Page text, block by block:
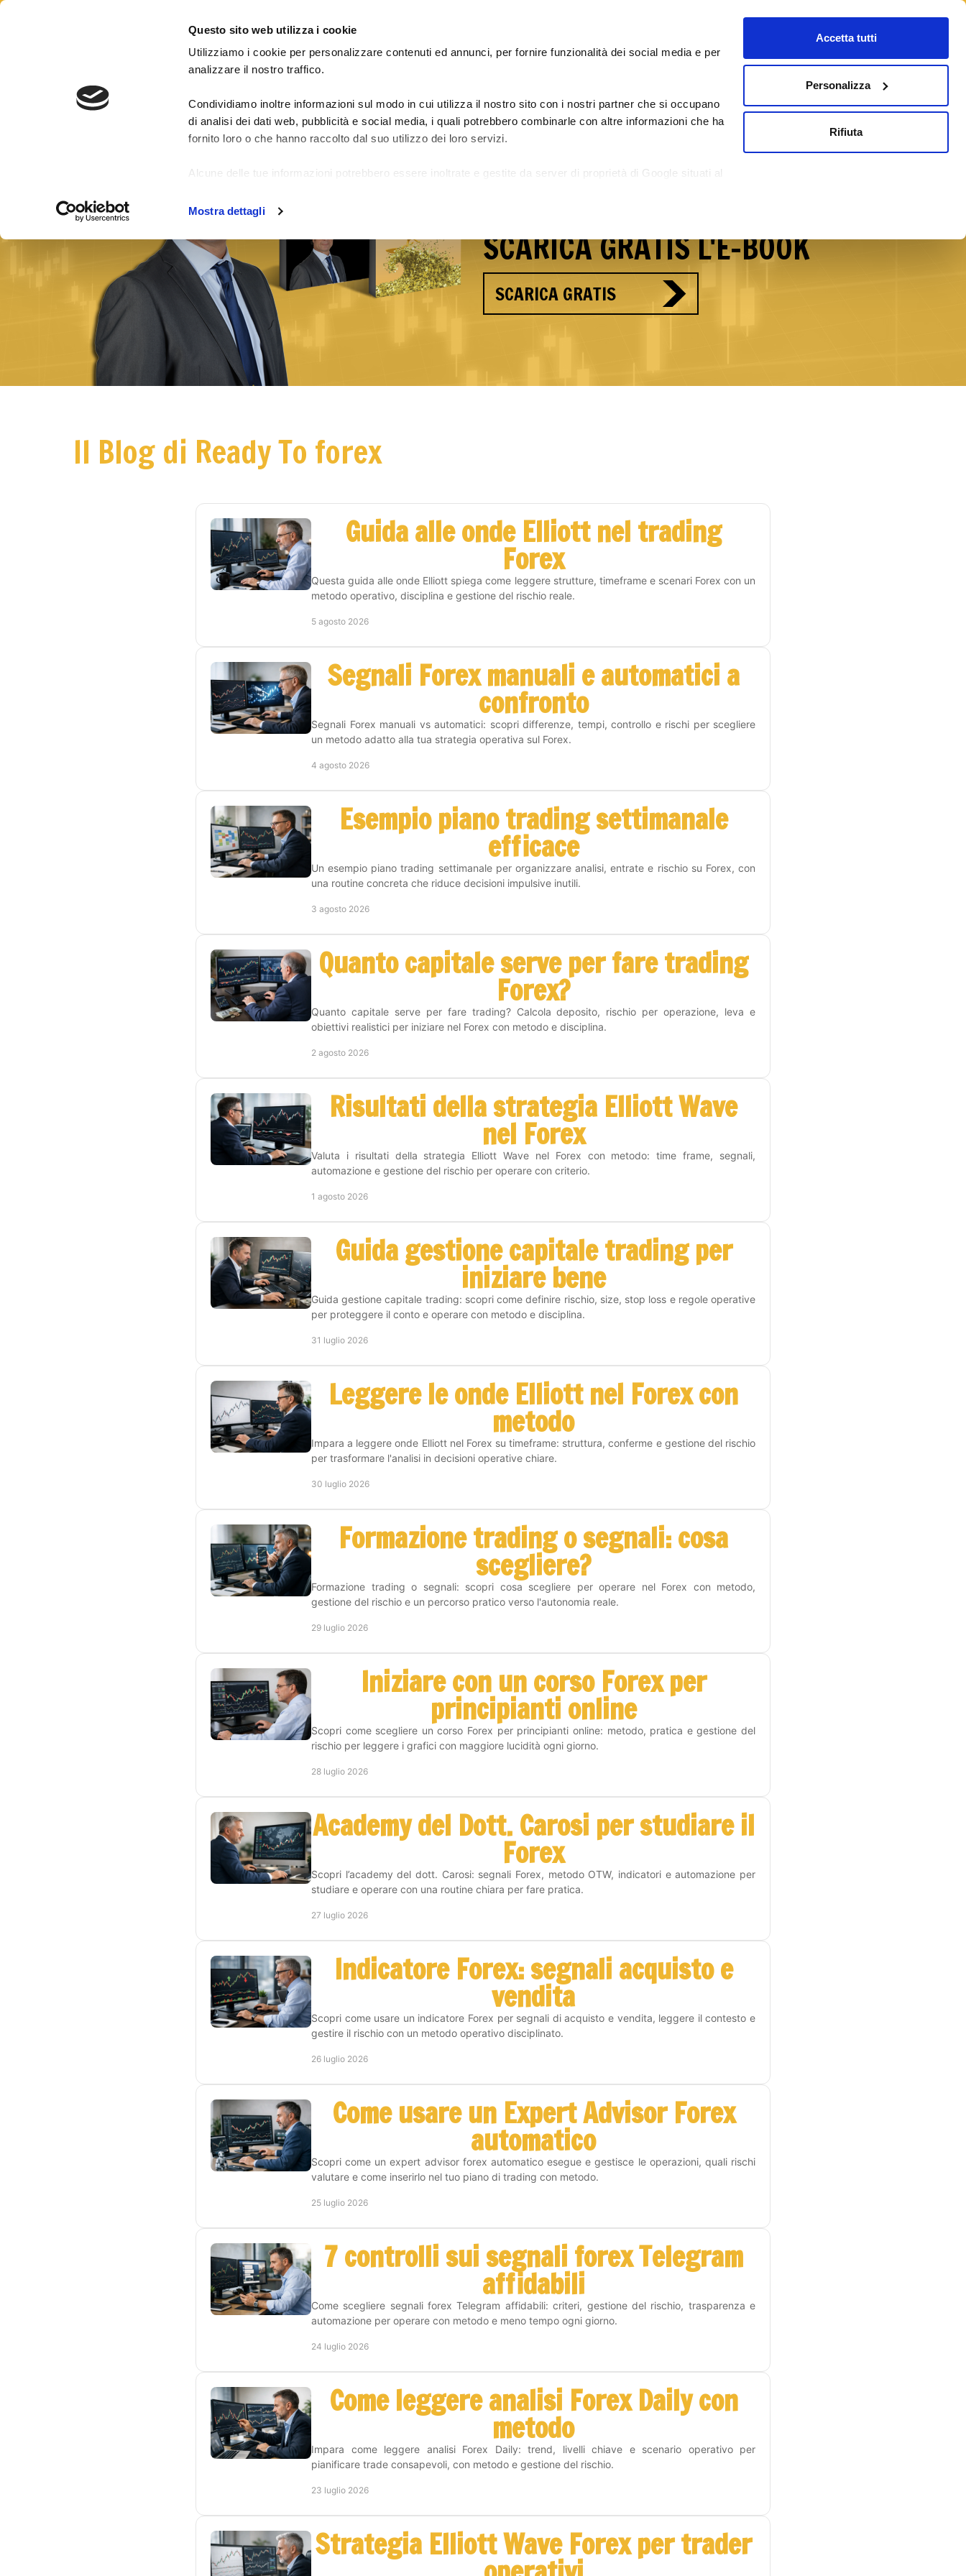
Questo sito web utilizza i cookie
Utilizziamo i cookie per personalizzare contenuti ed annunci, per fornire funzionalità dei social media e per
analizzare il nostro traffico.
Condividiamo inoltre informazioni sul modo in cui utilizza il nostro sito con i nostri partner che si occupano
di analisi dei dati web, pubblicità e social media, i quali potrebbero combinarle con altre informazioni che ha
fornito loro o che hanno raccolto dal suo utilizzo dei loro servizi.
Alcune delle tue informazioni potrebbero essere inoltrate e gestite da server di proprietà di Google situati al
Mostra dettagli
Accetta tutti
Personalizza
Rifiuta
Risultati segnali Pacchetti Segnali Forex Le Academy: guadagna e impara Preiscrizione Academy 29/09/2026 Corsi Forex Online Blog
Scopri i segreti del Forex con
SCARICA GRATIS L'E-BOOK
SCARICA GRATIS
Il Blog di Ready To forex
Guida alle onde Elliott nel trading
Forex
Questa guida alle onde Elliott spiega come leggere strutture, timeframe e scenari Forex con un
metodo operativo, disciplina e gestione del rischio reale.
5 agosto 2026
Segnali Forex manuali e automatici a
confronto
Segnali Forex manuali vs automatici: scopri differenze, tempi, controllo e rischi per scegliere
un metodo adatto alla tua strategia operativa sul Forex.
4 agosto 2026
Esempio piano trading settimanale
efficace
Un esempio piano trading settimanale per organizzare analisi, entrate e rischio su Forex, con
una routine concreta che riduce decisioni impulsive inutili.
3 agosto 2026
Quanto capitale serve per fare trading
Forex?
Quanto capitale serve per fare trading? Calcola deposito, rischio per operazione, leva e
obiettivi realistici per iniziare nel Forex con metodo e disciplina.
2 agosto 2026
Risultati della strategia Elliott Wave
nel Forex
Valuta i risultati della strategia Elliott Wave nel Forex con metodo: time frame, segnali,
automazione e gestione del rischio per operare con criterio.
1 agosto 2026
Guida gestione capitale trading per
iniziare bene
Guida gestione capitale trading: scopri come definire rischio, size, stop loss e regole operative
per proteggere il conto e operare con metodo e disciplina.
31 luglio 2026
Leggere le onde Elliott nel Forex con
metodo
Impara a leggere onde Elliott nel Forex su timeframe: struttura, conferme e gestione del rischio
per trasformare l'analisi in decisioni operative chiare.
30 luglio 2026
Formazione trading o segnali: cosa
scegliere?
Formazione trading o segnali: scopri cosa scegliere per operare nel Forex con metodo,
gestione del rischio e un percorso pratico verso l'autonomia reale.
29 luglio 2026
Iniziare con un corso Forex per
principianti online
Scopri come scegliere un corso Forex per principianti online: metodo, pratica e gestione del
rischio per leggere i grafici con maggiore lucidità ogni giorno.
28 luglio 2026
Academy del Dott. Carosi per studiare il
Forex
Scopri l’academy del dott. Carosi: segnali Forex, metodo OTW, indicatori e automazione per
studiare e operare con una routine chiara per fare pratica.
27 luglio 2026
Indicatore Forex: segnali acquisto e
vendita
Scopri come usare un indicatore Forex per segnali di acquisto e vendita, leggere il contesto e
gestire il rischio con un metodo operativo disciplinato.
26 luglio 2026
Come usare un Expert Advisor Forex
automatico
Scopri come un expert advisor forex automatico esegue e gestisce le operazioni, quali rischi
valutare e come inserirlo nel tuo piano di trading con metodo.
25 luglio 2026
7 controlli sui segnali forex Telegram
affidabili
Come scegliere segnali forex Telegram affidabili: criteri, gestione del rischio, trasparenza e
automazione per operare con metodo e meno tempo ogni giorno.
24 luglio 2026
Come leggere analisi Forex Daily con
metodo
Impara come leggere analisi Forex Daily: trend, livelli chiave e scenario operativo per
pianificare trade consapevoli, con metodo e gestione del rischio.
23 luglio 2026
Strategia Elliott Wave Forex per trader